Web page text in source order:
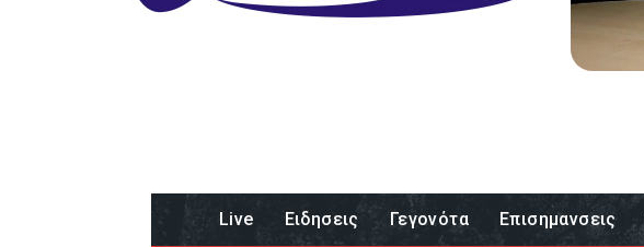
Live Eιδησεις Γεγονότα Επισημανσεις